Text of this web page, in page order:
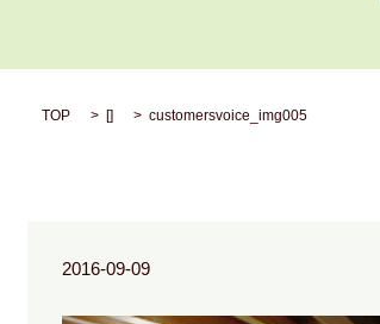
TOP [] customersvoice_img005
2016-09-09